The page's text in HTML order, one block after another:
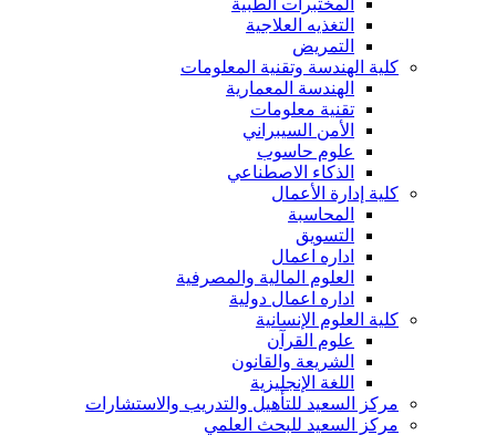
المختبرات الطبية
التغذيه العلاجية
التمريض
كلية الهندسة وتقنية المعلومات
الهندسة المعمارية
تقنية معلومات
الأمن السيبراني
علوم حاسوب
الذكاء الاصطناعي
كلية إدارة الأعمال
المحاسبة
التسويق
اداره اعمال
العلوم المالية والمصرفية
اداره اعمال دولية
كلية العلوم الإنسانية
علوم القرآن
الشريعة والقانون
اللغة الإنجليزية
مركز السعيد للتأهيل والتدريب والاستشارات
مركز السعيد للبحث العلمي